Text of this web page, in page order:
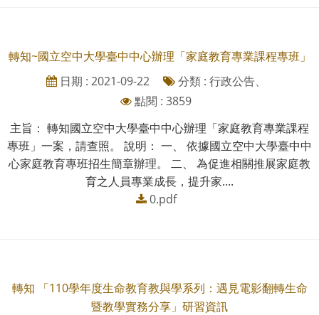
轉知~國立空中大學臺中中心辦理「家庭教育專業課程專班」
日期 : 2021-09-22
分類 : 行政公告、
點閱 : 3859
主旨： 轉知國立空中大學臺中中心辦理「家庭教育專業課程
專班」一案，請查照。 說明： 一、 依據國立空中大學臺中中
心家庭教育專班招生簡章辦理。 二、 為促進相關推展家庭教
育之人員專業成長，提升家....
0.pdf
轉知 「110學年度生命教育教與學系列：遇見電影翻轉生命
暨教學實務分享」研習資訊